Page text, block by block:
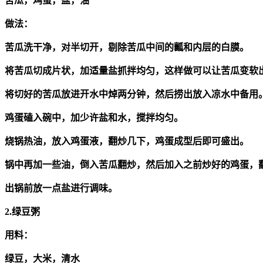
做法：
苦瓜洗干净，对半切开，剔除苦瓜中间的瓤和内层的白膜。
将苦瓜切成片状，加适量盐抓拌均匀，这样做可以让苦瓜变软
将切好的苦瓜放进开水中焯两分钟，然后捞出放入凉水中备用。
鸡蛋磕入碗中，加少许盐和水，搅拌均匀。
烧锅热油，放入鸡蛋液，翻炒几下，鸡蛋成型后即可盛出。
锅中再加一些油，倒入苦瓜翻炒，然后加入之前炒好的鸡蛋，
出锅前放一点盐进行调味。
2.绿豆粥
用料：
绿豆，大米，清水